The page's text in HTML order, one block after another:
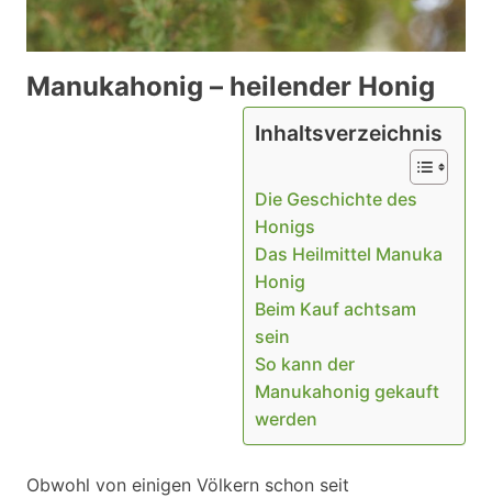
Manukahonig – heilender Honig
Inhaltsverzeichnis
Die Geschichte des
Honigs
Das Heilmittel Manuka
Honig
Beim Kauf achtsam
sein
So kann der
Manukahonig gekauft
werden
Obwohl von einigen Völkern schon seit